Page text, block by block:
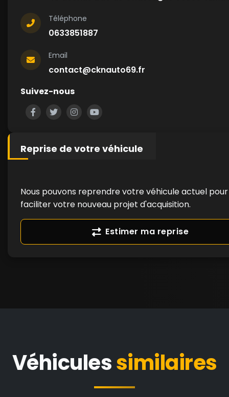
Téléphone
0633851887
Email
contact@cknauto69.fr
Suivez-nous
Reprise de votre véhicule
Nous pouvons reprendre votre véhicule actuel pour
faciliter votre nouveau projet d'acquisition.
Estimer ma reprise
Véhiculessimilaires